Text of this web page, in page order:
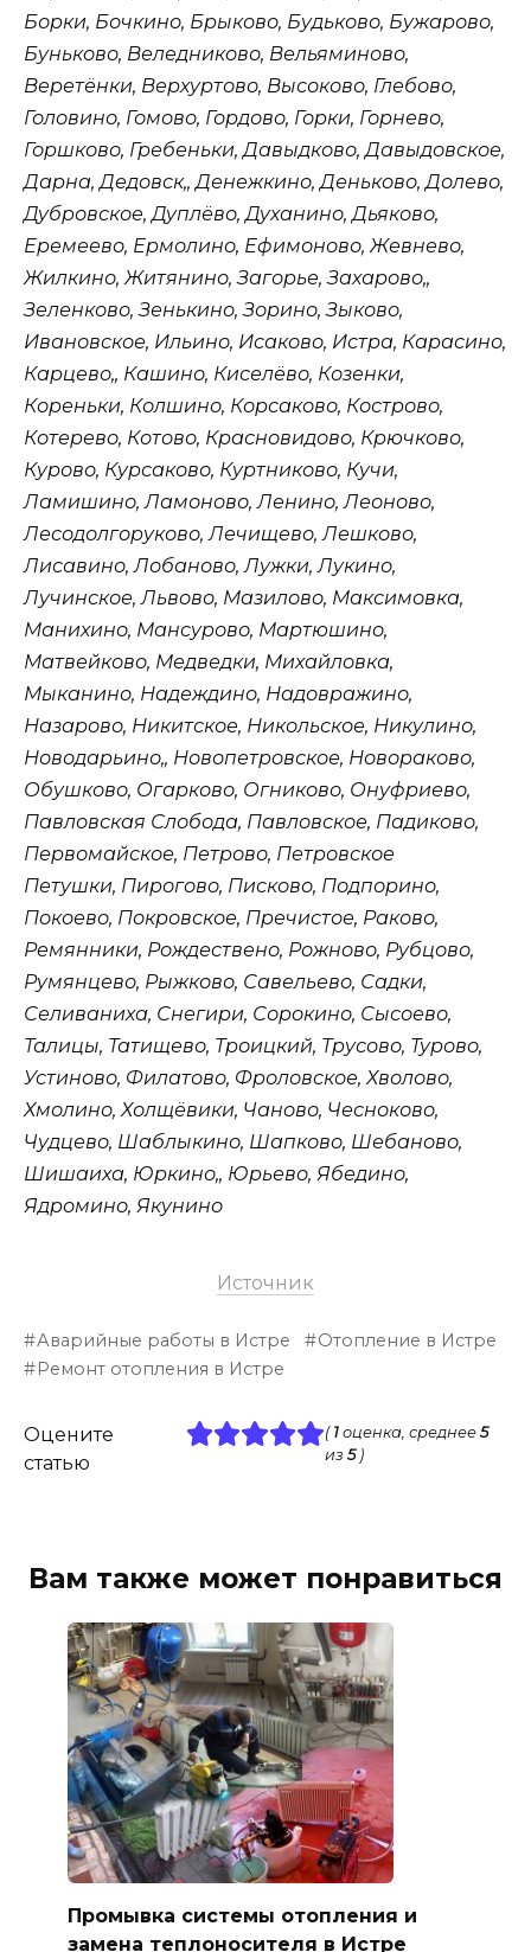
Борки, Бочкино, Брыково, Будьково, Бужарово,
Буньково, Веледниково, Вельяминово,
Веретёнки, Верхуртово, Высоково, Глебово,
Головино, Гомово, Гордово, Горки, Горнево,
Горшково, Гребеньки, Давыдково, Давыдовское,
Дарна, Дедовск,, Денежкино, Деньково, Долево,
Дубровское, Дуплёво, Духанино, Дьяково,
Еремеево, Ермолино, Ефимоново, Жевнево,
Жилкино, Житянино, Загорье, Захарово,,
Зеленково, Зенькино, Зорино, Зыково,
Ивановское, Ильино, Исаково, Истра, Карасино,
Карцево,, Кашино, Киселёво, Козенки,
Кореньки, Колшино, Корсаково, Кострово,
Котерево, Котово, Красновидово, Крючково,
Курово, Курсаково, Куртниково, Кучи,
Ламишино, Ламоново, Ленино, Леоново,
Лесодолгоруково, Лечищево, Лешково,
Лисавино, Лобаново, Лужки, Лукино,
Лучинское, Львово, Мазилово, Максимовка,
Манихино, Мансурово, Мартюшино,
Матвейково, Медведки, Михайловка,
Мыканино, Надеждино, Надовражино,
Назарово, Никитское, Никольское, Никулино,
Новодарьино,, Новопетровское, Новораково,
Обушково, Огарково, Огниково, Онуфриево,
Павловская Слобода, Павловское, Падиково,
Первомайское, Петрово, Петровское
Петушки, Пирогово, Писково, Подпорино,
Покоево, Покровское, Пречистое, Раково,
Ремянники, Рождествено, Рожново, Рубцово,
Румянцево, Рыжково, Савельево, Садки,
Селиваниха, Снегири, Сорокино, Сысоево,
Талицы, Татищево, Троицкий, Трусово, Турово,
Устиново, Филатово, Фроловское, Хволово,
Хмолино, Холщёвики, Чаново, Чесноково,
Чудцево, Шаблыкино, Шапково, Шебаново,
Шишаиха, Юркино,, Юрьево, Ябедино,
Ядромино, Якунино
Источник
Аварийные работы в Истре
Отопление в Истре
Ремонт отопления в Истре
Оцените
статью
( 1оценка, среднее 5
из 5)
Вам также может понравиться
Промывка системы отопления и
замена теплоносителя в Истре